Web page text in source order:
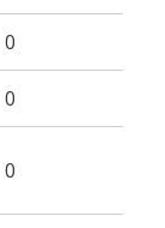
0
0
0